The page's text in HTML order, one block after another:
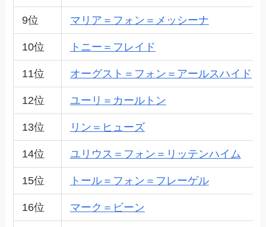
9位 マリア＝フォン＝メッシーナ
10位 トニー＝フレイド
11位 オーグスト＝フォン＝アールスハイド
12位 ユーリ＝カールトン
13位 リン＝ヒューズ
14位 ユリウス＝フォン＝リッテンハイム
15位 トール＝フォン＝フレーゲル
16位 マーク＝ビーン